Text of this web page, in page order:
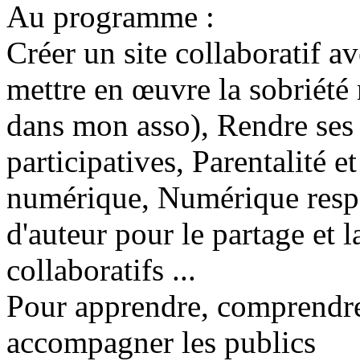
Au programme :
Créer un site collaboratif
mettre en œuvre la
dans mon asso), Rendre
participatives, Parentalité
numérique, Numérique
d'auteur pour le partage et
collaboratifs ...
Pour apprendre,
accompagner les publics